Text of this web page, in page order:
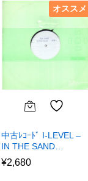
オススメ
中古ﾚｺｰﾄﾞ I-LEVEL –
IN THE SAND…
¥2,680